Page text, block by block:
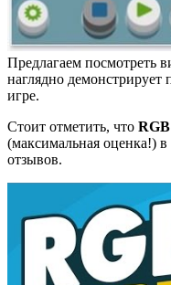
Предлагаем посмотреть
наглядно
игре.
Стоит отметить, что
(максимальная оценка!)
отзывов.